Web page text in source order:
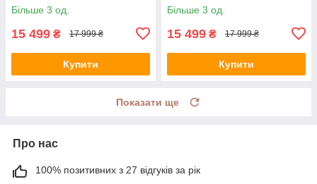
Більше 3 од.
15 499 ₴ 17 999 ₴
Купити
Більше 3 од.
15 499 ₴ 17 999 ₴
Купити
Показати ще
Про нас
100% позитивних з 27 відгуків за рік